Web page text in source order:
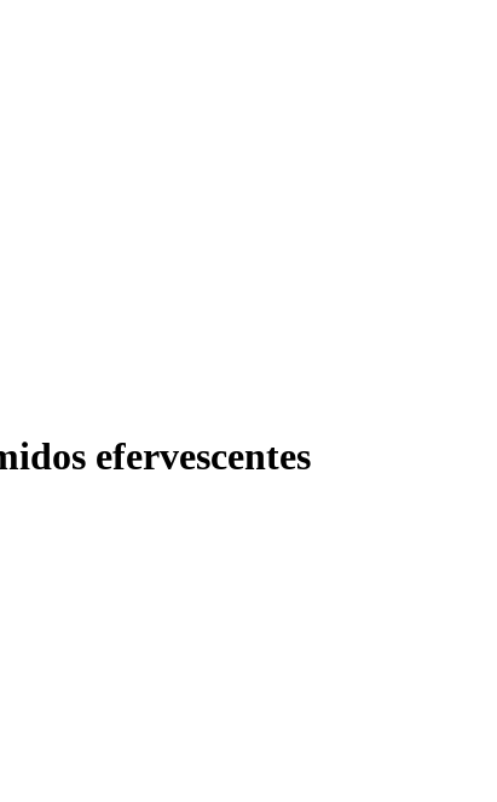
efervescentes